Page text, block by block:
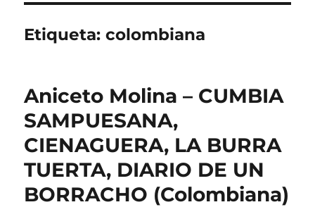
Etiqueta:colombiana
Aniceto Molina – CUMBIA
SAMPUESANA,
CIENAGUERA, LA BURRA
TUERTA, DIARIO DE UN
BORRACHO (Colombiana)